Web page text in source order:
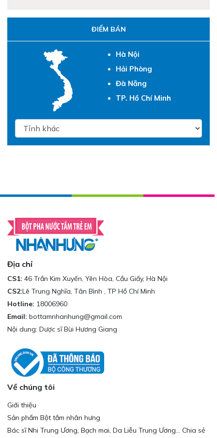
ĐIỂM BÁN
Hà Nội
Hải Phòng
Đà Nẵng
TP. Hồ Chí Minh
Địa chỉ
CS1: 46 Trần Kim Xuyến, Yên Hòa, Cầu Giấy, Hà Nội
CS2:Lê Trung Nghĩa, Tân Bình , TP Hồ Chí Minh
Hotline: 18006960
Email: bottamnhanhung@gmail.com
Nội dung: Dược sĩ Bùi Hương Giang
Về chúng tôi
Giới thiệu
Sản phẩm Bột tắm nhân hưng
Bác sĩ Nhi Trung Ương, Bạch mai, Da Liễu Trung Ương... Chia sẻ